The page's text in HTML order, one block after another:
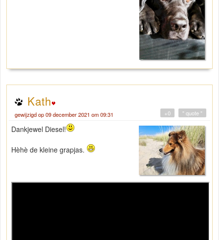
Kath
gewijzigd op 09 december 2021 om 09:31 " quote "
+0
Dankjewel Diesel!
Hèhè de kleine grapjas.